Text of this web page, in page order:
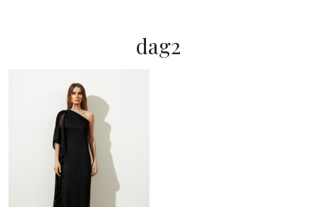
dag2